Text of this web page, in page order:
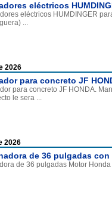
eléctricos
eléctricos HUMDINGER
...
2026
para concreto JF
para concreto JF HONDA.
le sera ...
2026
de 36 pulgadas
de 36 pulgadas Motor